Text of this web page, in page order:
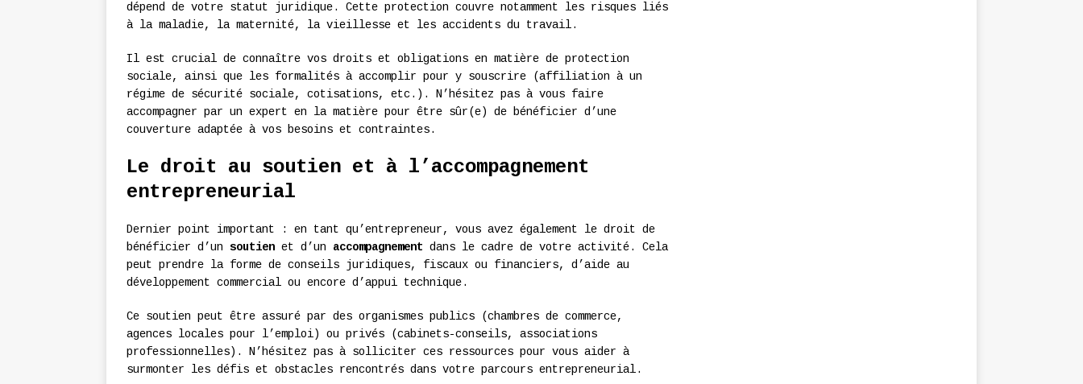
dépend de votre statut juridique. Cette protection couvre notamment les risques liés
à la maladie, la maternité, la vieillesse et les accidents du travail.
Il est crucial de connaître vos droits et obligations en matière de protection
sociale, ainsi que les formalités à accomplir pour y souscrire (affiliation à un
régime de sécurité sociale, cotisations, etc.). N’hésitez pas à vous faire
accompagner par un expert en la matière pour être sûr(e) de bénéficier d’une
couverture adaptée à vos besoins et contraintes.
Le droit au soutien et à l’accompagnement
entrepreneurial
Dernier point important : en tant qu’entrepreneur, vous avez également le droit de
bénéficier d’un soutien et d’un accompagnement dans le cadre de votre activité. Cela
peut prendre la forme de conseils juridiques, fiscaux ou financiers, d’aide au
développement commercial ou encore d’appui technique.
Ce soutien peut être assuré par des organismes publics (chambres de commerce,
agences locales pour l’emploi) ou privés (cabinets-conseils, associations
professionnelles). N’hésitez pas à solliciter ces ressources pour vous aider à
surmonter les défis et obstacles rencontrés dans votre parcours entrepreneurial.